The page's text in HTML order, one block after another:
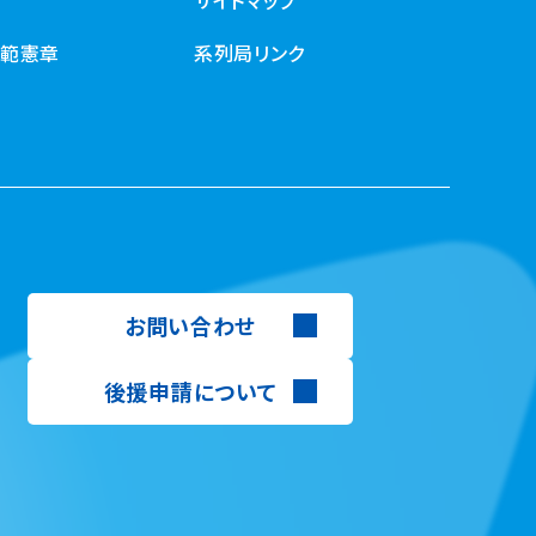
憲章
系列局リンク
お問い合わせ
後援申請について